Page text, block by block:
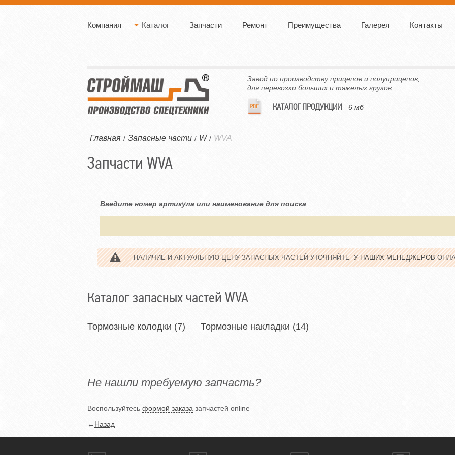
Компания Каталог Запчасти Ремонт Преимущества Галерея Контакты
Завод по производству прицепов и полуприцепов,
для перевозки больших и тяжелых грузов.
КАТАЛОГ ПРОДУКЦИИ 6 мб
Главная / Запасные части / W / WVA
Запчасти WVA
Введите номер артикула или наименование для поиска
НАЛИЧИЕ И АКТУАЛЬНУЮ ЦЕНУ ЗАПАСНЫХ ЧАСТЕЙ УТОЧНЯЙТЕУ НАШИХ МЕНЕДЖЕРОВ
Каталог запасных частей WVA
Тормозные колодки (7) Тормозные накладки (14)
Не нашли требуемую запчасть?
Воспользуйтесь формой заказа запчастей online
←Назад